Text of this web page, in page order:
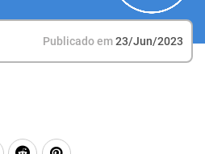
Publicado em23/Jun/2023